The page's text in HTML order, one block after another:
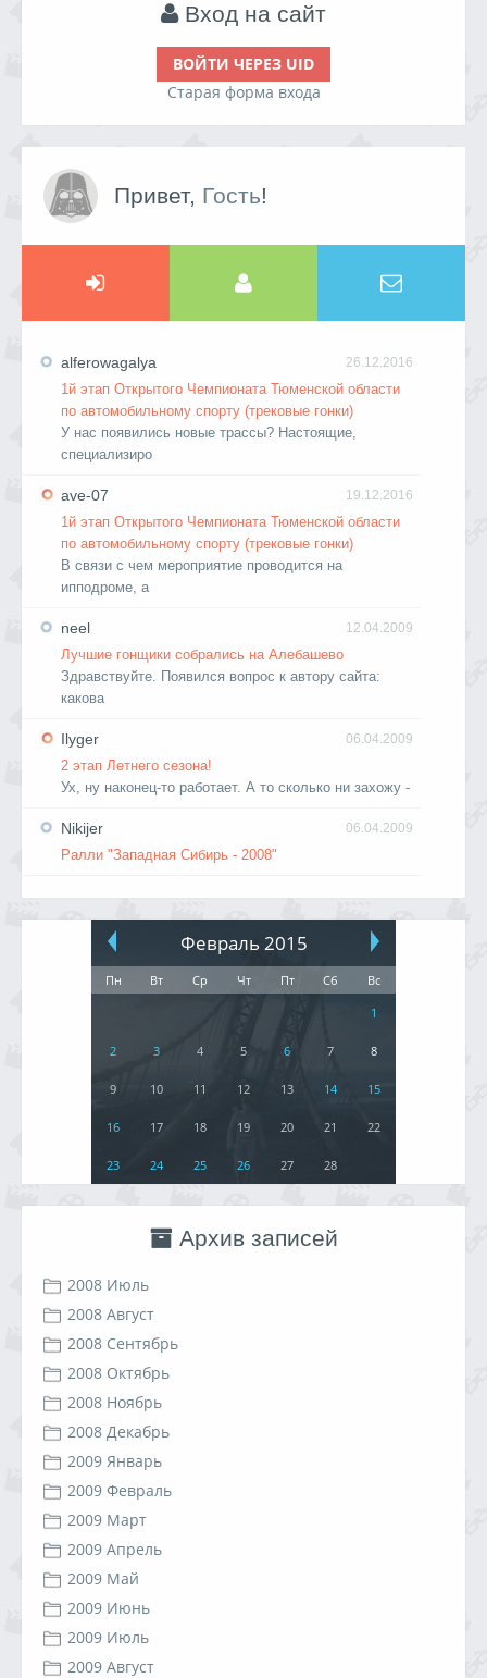
Вход на сайт
ВОЙТИ ЧЕРЕЗ UID
Старая форма входа
Привет, Гость!
26.12.2016
alferowagalya
1й этап Открытого Чемпионата Тюменской области
по автомобильному спорту (трековые гонки)
У нас появились новые трассы? Настоящие,
специализиро
19.12.2016
ave-07
1й этап Открытого Чемпионата Тюменской области
по автомобильному спорту (трековые гонки)
В связи с чем мероприятие проводится на
ипподроме, а
12.04.2009
neel
Лучшие гонщики собрались на Алебашево
Здравствуйте. Появился вопрос к автору сайта:
какова
06.04.2009
Ilyger
2 этап Летнего сезона!
Ух, ну наконец-то работает. А то сколько ни захожу -
06.04.2009
Nikijer
Ралли "Западная Сибирь - 2008"
Февраль 2015
Пн Вт Ср Чт Пт Сб
Вс
1
2 3 4 5 6 7 8
9 10 11 12 13 14 15
16 17 18 19 20 21 22
23 24 25 26 27 28
Архив записей
2008 Июль
2008 Август
2008 Сентябрь
2008 Октябрь
2008 Ноябрь
2008 Декабрь
2009 Январь
2009 Февраль
2009 Март
2009 Апрель
2009 Май
2009 Июнь
2009 Июль
2009 Август